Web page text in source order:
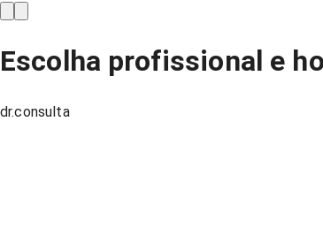
Escolha profissional e
dr.consulta